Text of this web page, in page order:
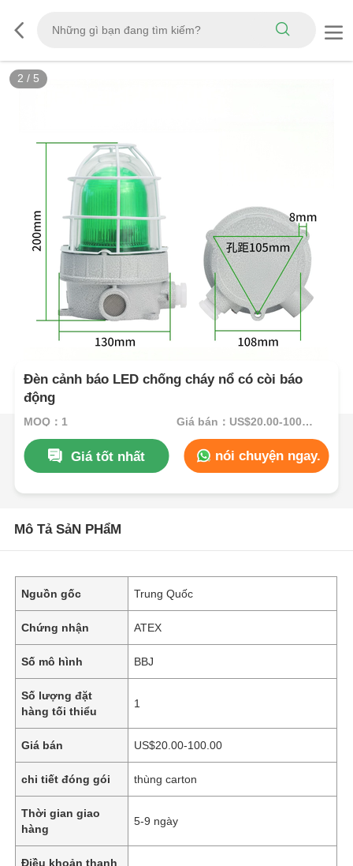
2 / 5
Đèn cảnh báo LED chống cháy nổ có còi báo
động
MOQ：1 Giá bán：US$20.00-100.00
Giá tốt nhất nói chuyện ngay.
Mô Tả SảN PHẩM
Nguồn gốc Trung Quốc
Chứng nhận ATEX
Số mô hình BBJ
Số lượng đặt
hàng tối thiểu
1
Giá bán US$20.00-100.00
chi tiết đóng gói thùng carton
Thời gian giao
hàng
5-9 ngày
Điều khoản thanh